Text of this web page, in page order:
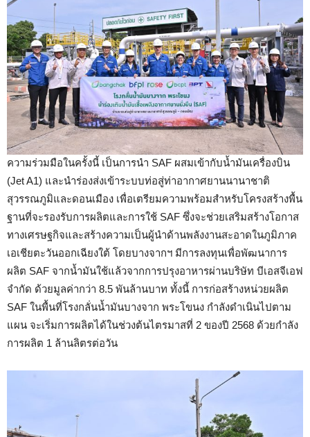
ความร่วมมือในครั้งนี้ เป็นการนำ SAF ผสมเข้ากับน้ำมันเครื่องบิน
(Jet A1) และนำร่องส่งเข้าระบบท่อสู่ท่าอากาศยานนานาชาติ
สุวรรณภูมิและดอนเมือง เพื่อเตรียมความพร้อมสำหรับโครงสร้างพื้น
ฐานที่จะรองรับการผลิตและการใช้ SAF ซึ่งจะช่วยเสริมสร้างโอกาส
ทางเศรษฐกิจและสร้างความเป็นผู้นำด้านพลังงานสะอาดในภูมิภาค
เอเชียตะวันออกเฉียงใต้ โดยบางจากฯ มีการลงทุนเพื่อพัฒนาการ
ผลิต SAF จากน้ำมันใช้แล้วจากการปรุงอาหารผ่านบริษัท บีเอสจีเอฟ
จำกัด ด้วยมูลค่ากว่า 8.5 พันล้านบาท ทั้งนี้ การก่อสร้างหน่วยผลิต
SAF ในพื้นที่โรงกลั่นน้ำมันบางจาก พระโขนง กำลังดำเนินไปตาม
แผน จะเริ่มการผลิตได้ในช่วงต้นไตรมาสที่ 2 ของปี 2568 ด้วยกำลัง
การผลิต 1 ล้านลิตรต่อวัน